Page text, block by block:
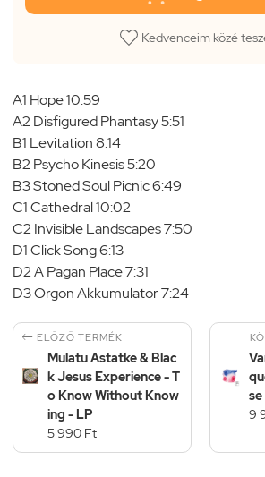
Kedvenceim közé
A1 Hope 10:59
A2 Disfigured Phantasy 5:51
B1 Levitation 8:14
B2 Psycho Kinesis 5:20
B3 Stoned Soul Picnic 6:49
C1 Cathedral 10:02
C2 Invisible Landscapes 7:50
D1 Click Song 6:13
D2 A Pagan Place 7:31
D3 Orgon Akkumulator 7:24
 ELŐZŐ TERMÉK
Mulatu Astatke & Blac
k Jesus Experience - T
o Know Without Know
ing - LP
5 990 Ft
se
9